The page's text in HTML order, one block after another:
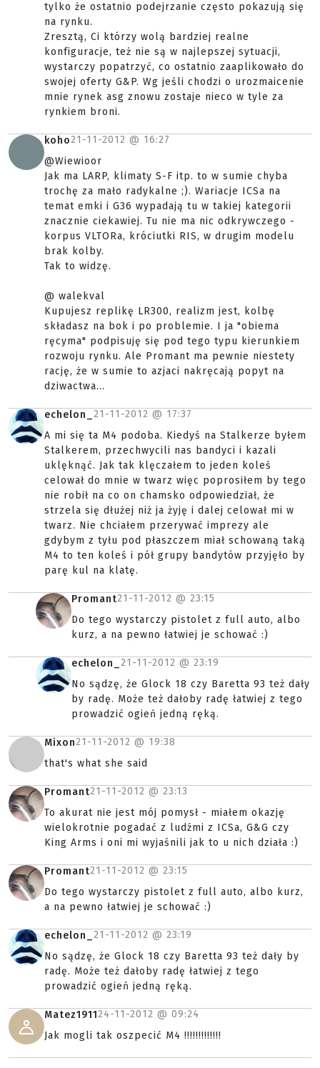
tylko że ostatnio podejrzanie często pokazują się
na rynku.
Zresztą, Ci którzy wolą bardziej realne
konfiguracje, też nie są w najlepszej sytuacji,
wystarczy popatrzyć, co ostatnio zaaplikowało do
swojej oferty G&P. Wg jeśli chodzi o urozmaicenie
mnie rynek asg znowu zostaje nieco w tyle za
rynkiem broni.
koho21-11-2012 @ 16:27
@Wiewioor
Jak ma LARP, klimaty S-F itp. to w sumie chyba
trochę za mało radykalne ;). Wariacje ICSa na
temat emki i G36 wypadają tu w takiej kategorii
znacznie ciekawiej. Tu nie ma nic odkrywczego -
korpus VLTORa, króciutki RIS, w drugim modelu
brak kolby.
Tak to widzę.
@ walekval
Kupujesz replikę LR300, realizm jest, kolbę
składasz na bok i po problemie. I ja "obiema
ręcyma" podpisuję się pod tego typu kierunkiem
rozwoju rynku. Ale Promant ma pewnie niestety
rację, że w sumie to azjaci nakręcają popyt na
dziwactwa...
echelon_ 21-11-2012 @ 17:37
A mi się ta M4 podoba. Kiedyś na Stalkerze byłem
Stalkerem, przechwycili nas bandyci i kazali
uklęknąć. Jak tak klęczałem to jeden koleś
celował do mnie w twarz więc poprosiłem by tego
nie robił na co on chamsko odpowiedział, że
strzela się dłużej niż ja żyję i dalej celował mi w
twarz. Nie chciałem przerywać imprezy ale
gdybym z tyłu pod płaszczem miał schowaną taką
M4 to ten koleś i pół grupy bandytów przyjęło by
parę kul na klatę.
Promant21-11-2012 @ 23:15
Do tego wystarczy pistolet z full auto, albo
kurz, a na pewno łatwiej je schować :)
echelon_ 21-11-2012 @ 23:19
No sądzę, że Glock 18 czy Baretta 93 też dały
by radę. Może też dałoby radę łatwiej z tego
prowadzić ogień jedną ręką.
Mixon21-11-2012 @ 19:38
that's what she said
Promant21-11-2012 @ 23:13
To akurat nie jest mój pomysł - miałem okazję
wielokrotnie pogadać z ludźmi z ICSa, G&G czy
King Arms i oni mi wyjaśnili jak to u nich działa :)
Promant21-11-2012 @ 23:15
Do tego wystarczy pistolet z full auto, albo kurz,
a na pewno łatwiej je schować :)
echelon_ 21-11-2012 @ 23:19
No sądzę, że Glock 18 czy Baretta 93 też dały by
radę. Może też dałoby radę łatwiej z tego
prowadzić ogień jedną ręką.
Matez191124-11-2012 @ 09:24
Jak mogli tak oszpecić M4 !!!!!!!!!!!!!